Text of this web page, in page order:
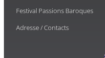
Festival Passions Baroques
Adresse / Contacts